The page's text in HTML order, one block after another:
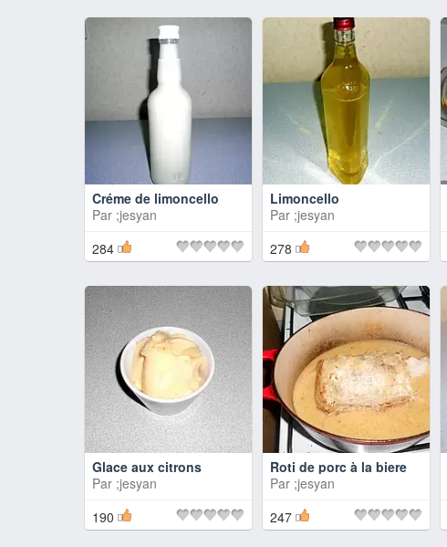
Créme de limoncello
Par ;jesyan
284
Limoncello
Par ;jesyan
278
Glace aux citrons
Par ;jesyan
190
Roti de porc à la biere
Par ;jesyan
247